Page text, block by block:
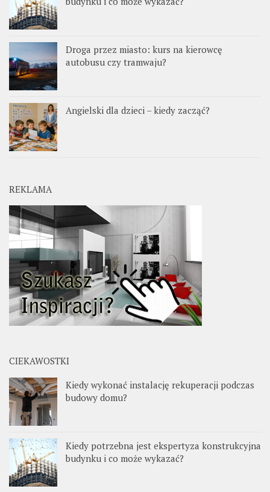
Droga przez miasto: kurs na kierowcę
autobusu czy tramwaju?
Angielski dla dzieci – kiedy zacząć?
REKLAMA
CIEKAWOSTKI
Kiedy wykonać instalację rekuperacji podczas
budowy domu?
Kiedy potrzebna jest ekspertyza konstrukcyjna
budynku i co może wykazać?